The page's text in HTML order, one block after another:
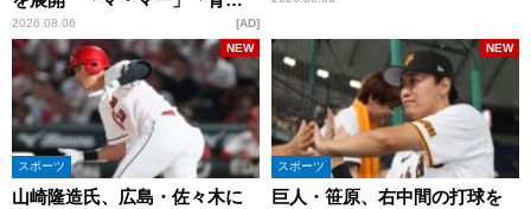
洞窟」ブランドを強化
2026.08.06 AD
スポーツ
山崎隆造氏、広島・佐々木に
NEW
スポーツ
巨人・笹原、右中間の打球を
NEW